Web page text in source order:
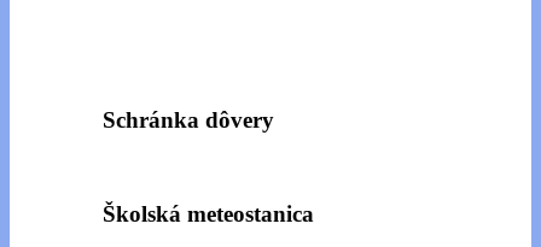
Schránka dôvery
Školská meteostanica